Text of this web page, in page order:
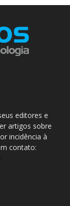
editores e
artigos sobre
incidência à
contato: